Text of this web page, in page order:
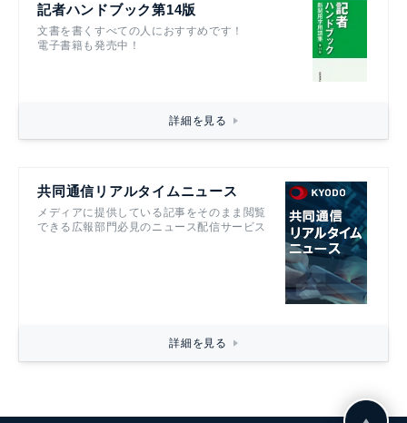
記者ハンドブック第14版
文書を書くすべての人におすすめです！
電子書籍も発売中！
詳細を見る
共同通信リアルタイムニュース
メディアに提供している記事をそのまま閲覧
できる広報部門必見のニュース配信サービス
詳細を見る